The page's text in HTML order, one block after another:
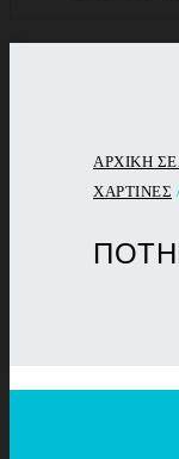
ΑΡΧΙΚΉ
ΧΑΡΤΙΝΕΣ